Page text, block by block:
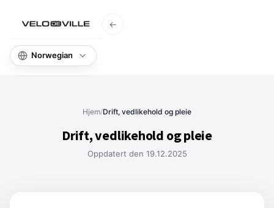
←
Hjem/Drift, vedlikehold og pleie
Drift, vedlikehold og pleie
Oppdatert den 19.12.2025